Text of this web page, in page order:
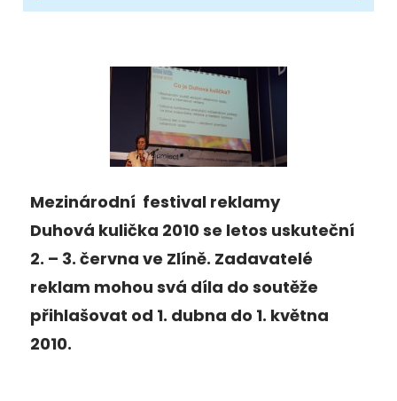
Mezinárodní festival reklamy
Duhová kulička 2010 se letos uskuteční
2. – 3. června ve Zlíně. Zadavatelé
reklam mohou svá díla do soutěže
přihlašovat od 1. dubna do 1. května
2010.